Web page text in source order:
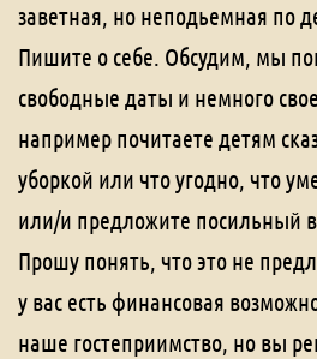
заветная, но неподьемная по
Пишите о себе. Обсудим, мы
свободные даты и немного
например почитаете детям
уборкой или что угодно, что
или/и предложите посильный
Прошу понять, что это не
у вас есть финансовая
наше гостеприимство, но вы